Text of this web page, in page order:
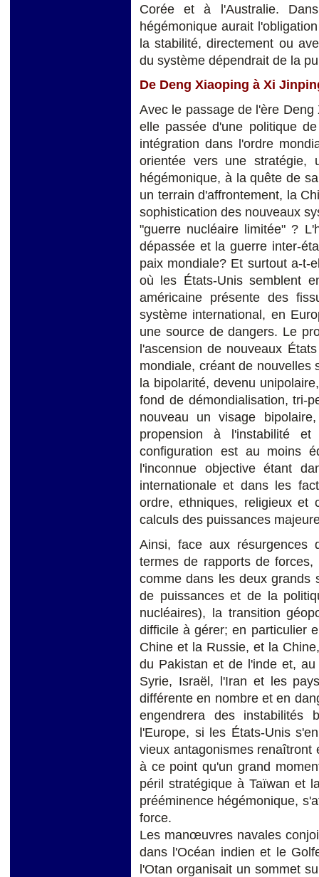
Corée et à l'Australie.
hégémonique aurait
la stabilité, directement ou
du système dépendrait de la
De Deng Xiaoping à Xi
Avec le passage de l'ère
elle passée d'une politique
intégration dans l'ordre
orientée vers une
hégémonique, à la quête de
un terrain d'affrontement, la
sophistication des nouveaux
"guerre nucléaire limitée" ?
dépassée et la guerre inter-
paix mondiale? Et surtout a-t-
où les États-Unis semblent
américaine présente des
système international, en
une source de dangers. Le
l'ascension de nouveaux
mondiale, créant de nouvelles
la bipolarité, devenu
fond de démondialisation, tri-
nouveau un visage
propension à l'instabilité
configuration est au moins
l'inconnue objective étant
internationale et dans les
ordre, ethniques, religieux et
calculs des puissances
Ainsi, face aux résurgences
termes de rapports de
comme dans les deux grands
de puissances et de la
nucléaires), la transition
difficile à gérer; en particulier
Chine et la Russie, et la
du Pakistan et de l'inde et,
Syrie, Israël, l'Iran et les
différente en nombre et en
engendrera des instabilités
l'Europe, si les États-Unis
vieux antagonismes
à ce point qu'un grand
péril stratégique à Taïwan et
prééminence hégémonique,
force.
Les manœuvres navales
dans l'Océan indien et le
l'Otan organisait un sommet